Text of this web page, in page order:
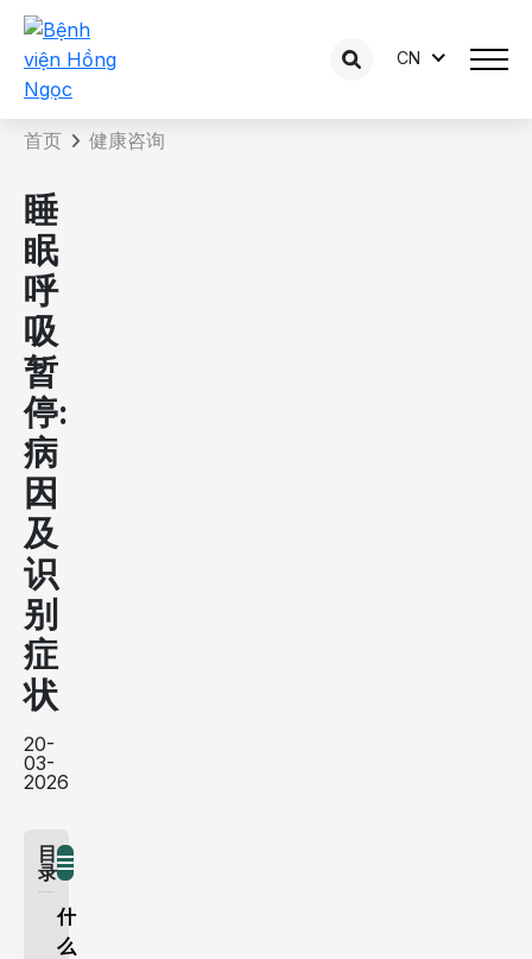
CN
咨询内容详情
首页 健康咨询
睡
眠
呼
吸
暂
停:
病
因
及
识
别
症
状
20-
03-
2026
目
录
什
么